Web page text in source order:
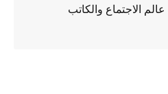
الاجتماع والكاتب